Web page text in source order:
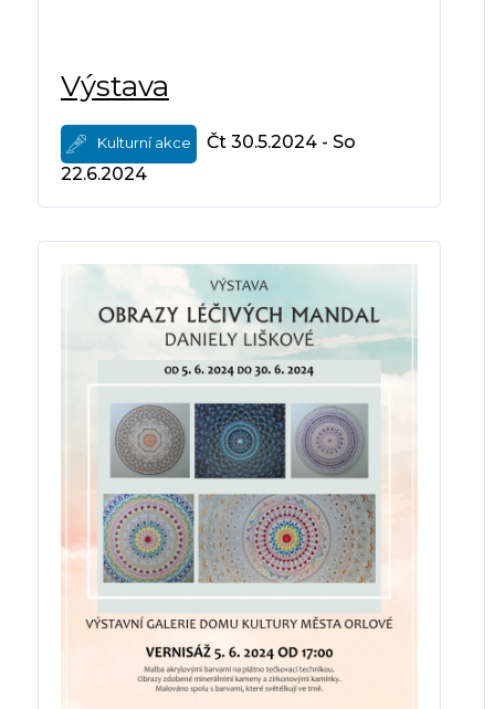
Výstava
Kulturní akce
Čt 30.5.2024 - So
22.6.2024